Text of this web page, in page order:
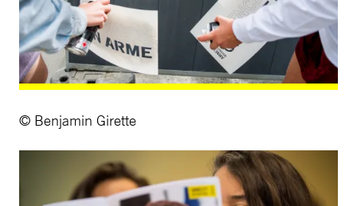
© Benjamin Girette